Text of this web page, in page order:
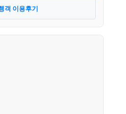
객 이용후기